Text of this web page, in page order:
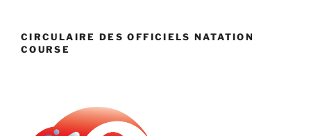
CIRCULAIRE DES OFFICIELS NATATION
COURSE